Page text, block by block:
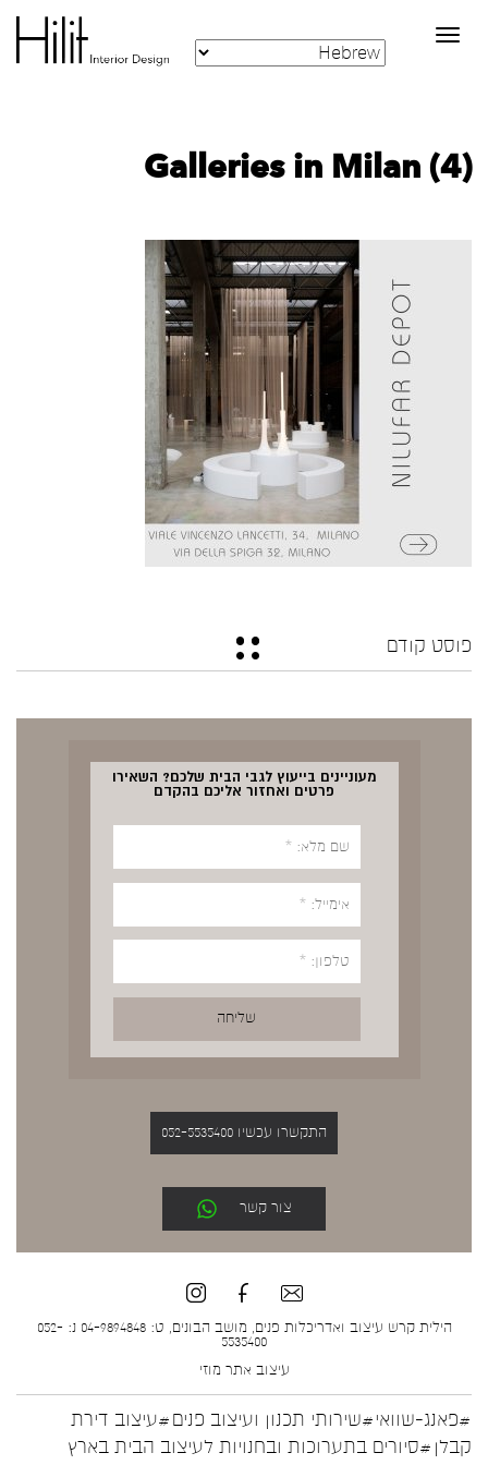
Toggle
navigation
Galleries in Milan (4)
פוסט קודם
מעוניינים בייעוץ לגבי הבית שלכם? השאירו
פרטים ואחזור אליכם בהקדם
התקשרו עכשיו 052-5535400
צור קשר
הילית קרש עיצוב ואדריכלות פנים, מושב הבונים, ט: 04-9894848 נ: 052-
5535400
עיצוב אתר מוזי
#פאנג-שוואי#שירותי תכנון ועיצוב פנים#עיצוב דירת
קבלן #סיורים בתערוכות ובחנויות לעיצוב הבית בארץ